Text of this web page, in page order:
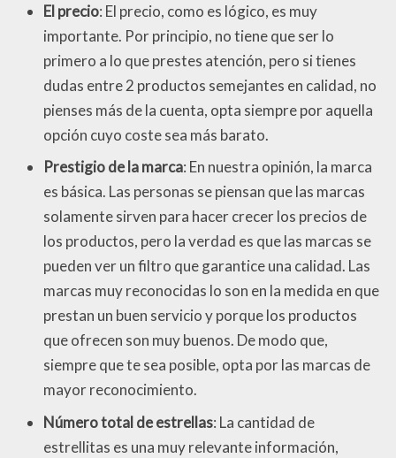
El precio: El precio, como es lógico, es muy
importante. Por principio, no tiene que ser lo
primero a lo que prestes atención, pero si tienes
dudas entre 2 productos semejantes en calidad, no
pienses más de la cuenta, opta siempre por aquella
opción cuyo coste sea más barato.
Prestigio de la marca: En nuestra opinión, la marca
es básica. Las personas se piensan que las marcas
solamente sirven para hacer crecer los precios de
los productos, pero la verdad es que las marcas se
pueden ver un filtro que garantice una calidad. Las
marcas muy reconocidas lo son en la medida en que
prestan un buen servicio y porque los productos
que ofrecen son muy buenos. De modo que,
siempre que te sea posible, opta por las marcas de
mayor reconocimiento.
Número total de estrellas: La cantidad de
estrellitas es una muy relevante información,